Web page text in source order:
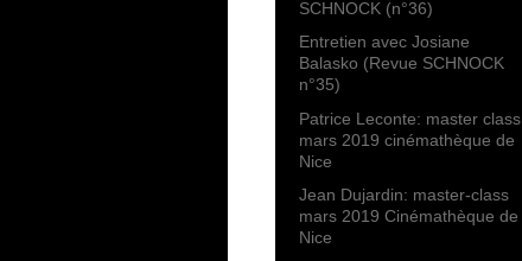
SCHNOCK (n°36)
Entretien avec Josiane
Balasko (Revue SCHNOCK
n°35)
Patrice Leconte: master class
mars 2019 cinémathèque de
Nice
Jean Dujardin: master-class
mars 2019 Cinémathèque de
Nice